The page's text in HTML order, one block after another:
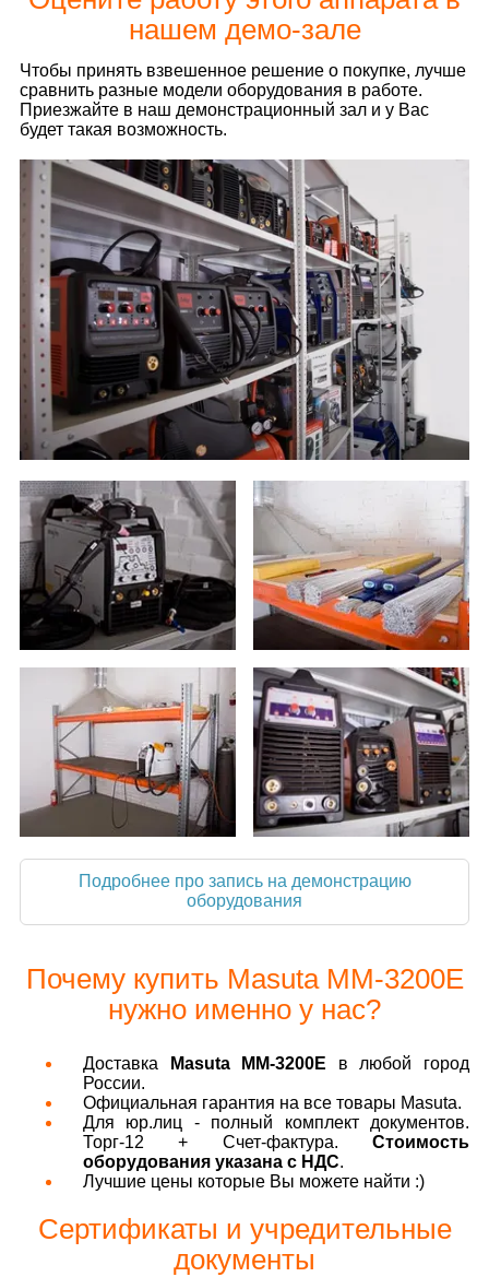
нашем демо-зале
Чтобы принять взвешенное решение о покупке, лучше
сравнить разные модели оборудования в работе.
Приезжайте в наш демонстрационный зал и у Вас
будет такая возможность.
Подробнее про запись на демонстрацию
оборудования
Почему купить Masuta MM-3200E
нужно именно у нас?
Доставка Masuta MM-3200E в любой город
России.
Официальная гарантия на все товары Masuta.
Для юр.лиц - полный комплект документов.
Торг-12 + Счет-фактура. Стоимость
оборудования указана с НДС.
Лучшие цены которые Вы можете найти :)
Сертификаты и учредительные
документы